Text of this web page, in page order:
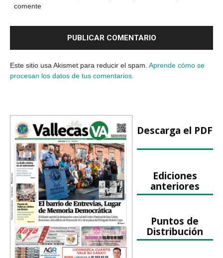
comente
Este sitio usa Akismet para reducir el spam. Aprende cómo se
procesan los datos de tus comentarios.
Descarga el PDF
Ediciones
anteriores
Puntos de
Distribución